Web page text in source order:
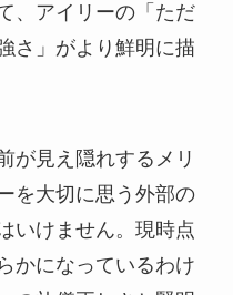
、アイリーの「ただ
さ」がより鮮明に描
が見え隠れするメリ
を大切に思う外部の
いけません。現時点
かになっているわけ